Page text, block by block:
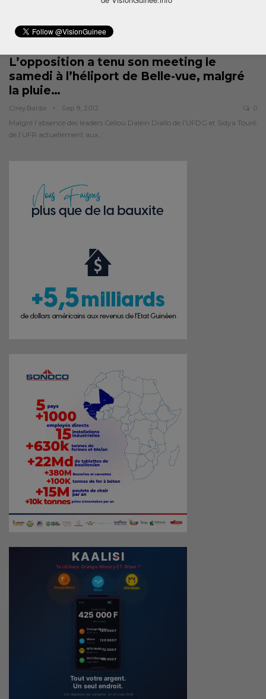
L’opposition a tenu son meeting le
samedi à l’héliport de Belle-vue, malgré
la pluie…
Cirey.balde Sep 9, 2012 0
Malgré l’absence des leaders Cellou Dalein Diallo de l’UFDG et Sidya Touré
de l’UFR actuellement aux…